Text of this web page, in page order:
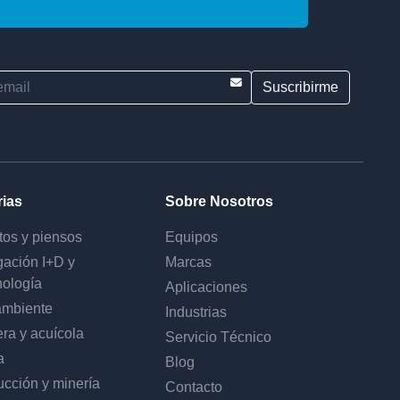
E-mail
y piensos
I+D y
y acuícola
y minería
Sobre Nosotros
Equipos
Marcas
Aplicaciones
Industrias
Servicio Técnico
Blog
Contacto